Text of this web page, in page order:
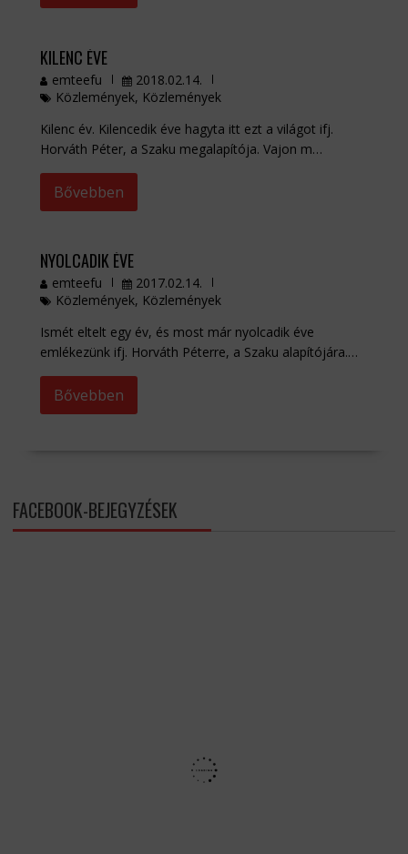
KILENC ÉVE
emteefu
2018.02.14.
Közlemények, Közlemények
Kilenc év. Kilencedik éve hagyta itt ezt a világot ifj.
Horváth Péter, a Szaku megalapítója. Vajon m…
Bővebben
NYOLCADIK ÉVE
emteefu
2017.02.14.
Közlemények, Közlemények
Ismét eltelt egy év, és most már nyolcadik éve
emlékezünk ifj. Horváth Péterre, a Szaku alapítójára.…
Bővebben
FACEBOOK-BEJEGYZÉSEK